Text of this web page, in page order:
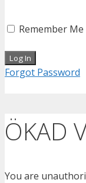
Remember Me
Forgot Password
ÖKAD
You are